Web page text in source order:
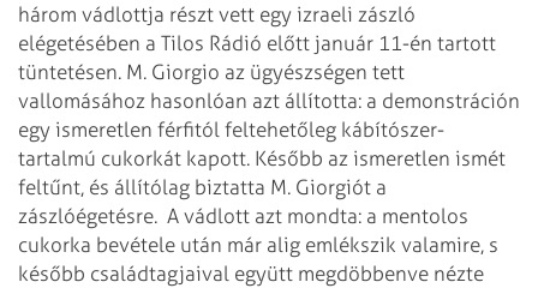
három vádlottja részt vett egy izraeli zászló
elégetésében a Tilos Rádió előtt január 11-én tartott
tüntetésen. M. Giorgio az ügyészségen tett
vallomásához hasonlóan azt állította: a demonstráción
egy ismeretlen férfitól feltehetőleg kábítószer-
tartalmú cukorkát kapott. Később az ismeretlen ismét
feltűnt, és állítólag biztatta M. Giorgiót a
zászlóégetésre. A vádlott azt mondta: a mentolos
cukorka bevétele után már alig emlékszik valamire, s
később családtagjaival együtt megdöbbenve nézte